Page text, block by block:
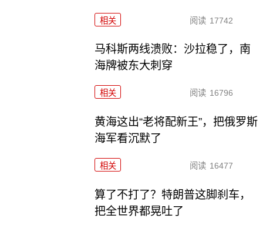
相关 阅读 17742
马科斯两线溃败：沙拉稳了，南
海牌被东大刺穿
相关 阅读 16796
黄海这出“老将配新王”，把俄罗斯
海军看沉默了
相关 阅读 16477
算了不打了？特朗普这脚刹车，
把全世界都晃吐了